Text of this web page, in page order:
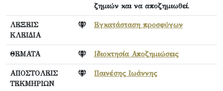
ζημιών και να αποζημιωθεί.
ΛΕΞΕΙΣ
ΚΛΕΙΔΙΑ
Εγκατάσταση προσφύγων
ΘΕΜΑΤΑ Ιδιοκτησία Αποζημιώσεις
ΑΠΟΣΤΟΛΕΙΣ
ΤΕΚΜΗΡΙΩΝ
Παινέσης Ιωάννης